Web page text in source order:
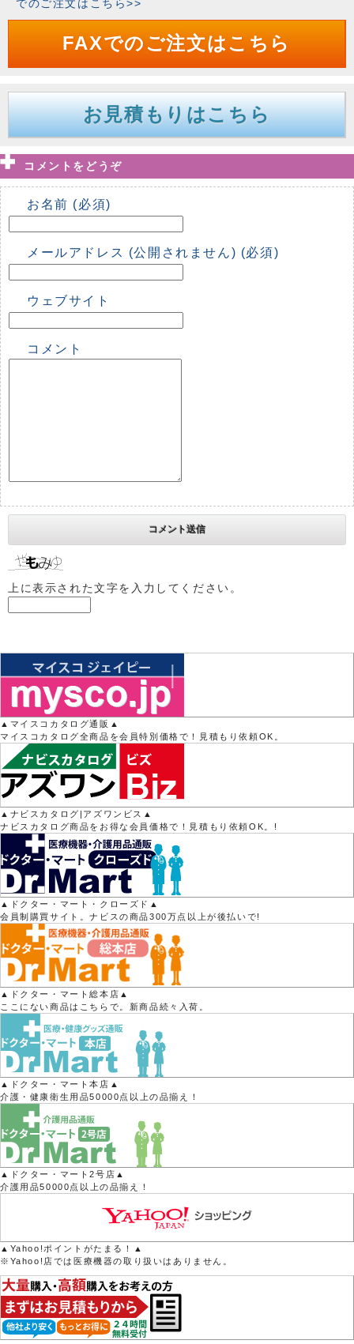
でのご注文はこちら>>
FAXでのご注文はこちら
お見積もりはこちら
コメントをどうぞ
お名前 (必須)
メールアドレス (公開されません) (必須)
ウェブサイト
コメント
上に表示された文字を入力してください。
▲マイスコカタログ通販▲
マイスコカタログ全商品を会員特別価格で！見積もり依頼OK。
▲ナビスカタログ|アズワンビス▲
ナビスカタログ商品をお得な会員価格で！見積もり依頼OK。!
▲ドクター・マート・クローズド▲
会員制購買サイト。ナビスの商品300万点以上が後払いで!
▲ドクター・マート総本店▲
ここにない商品はこちらで。新商品続々入荷。
▲ドクター・マート本店▲
介護・健康衛生用品50000点以上の品揃え！
▲ドクター・マート2号店▲
介護用品50000点以上の品揃え！
▲Yahoo!ポイントがたまる！▲
※Yahoo!店では医療機器の取り扱いはありません。